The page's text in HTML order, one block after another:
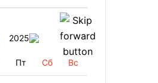
2025
Пт Сб Вс